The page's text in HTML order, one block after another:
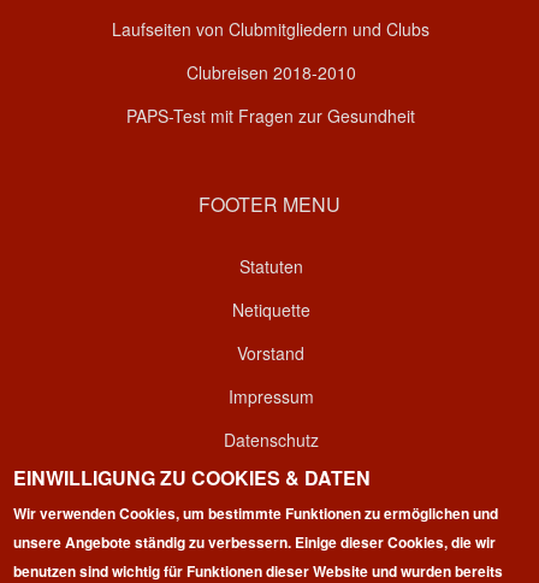
Laufseiten von Clubmitgliedern und Clubs
Clubreisen 2018-2010
PAPS-Test mit Fragen zur Gesundheit
FOOTER MENU
Statuten
Netiquette
Vorstand
Impressum
Datenschutz
Kontakt
Login
EINWILLIGUNG ZU COOKIES & DATEN
Wir verwenden Cookies, um bestimmte Funktionen zu ermöglichen und
unsere Angebote ständig zu verbessern. Einige dieser Cookies, die wir
benutzen sind wichtig für Funktionen dieser Website und wurden bereits